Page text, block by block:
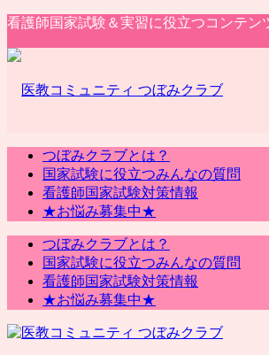
看護師国家試験＆実習に役立つコンテン
つぼみクラブとは？
国家試験に役立つみんなの質問
看護師国家試験対策情報
★お悩み募集中★
つぼみクラブとは？
国家試験に役立つみんなの質問
看護師国家試験対策情報
★お悩み募集中★